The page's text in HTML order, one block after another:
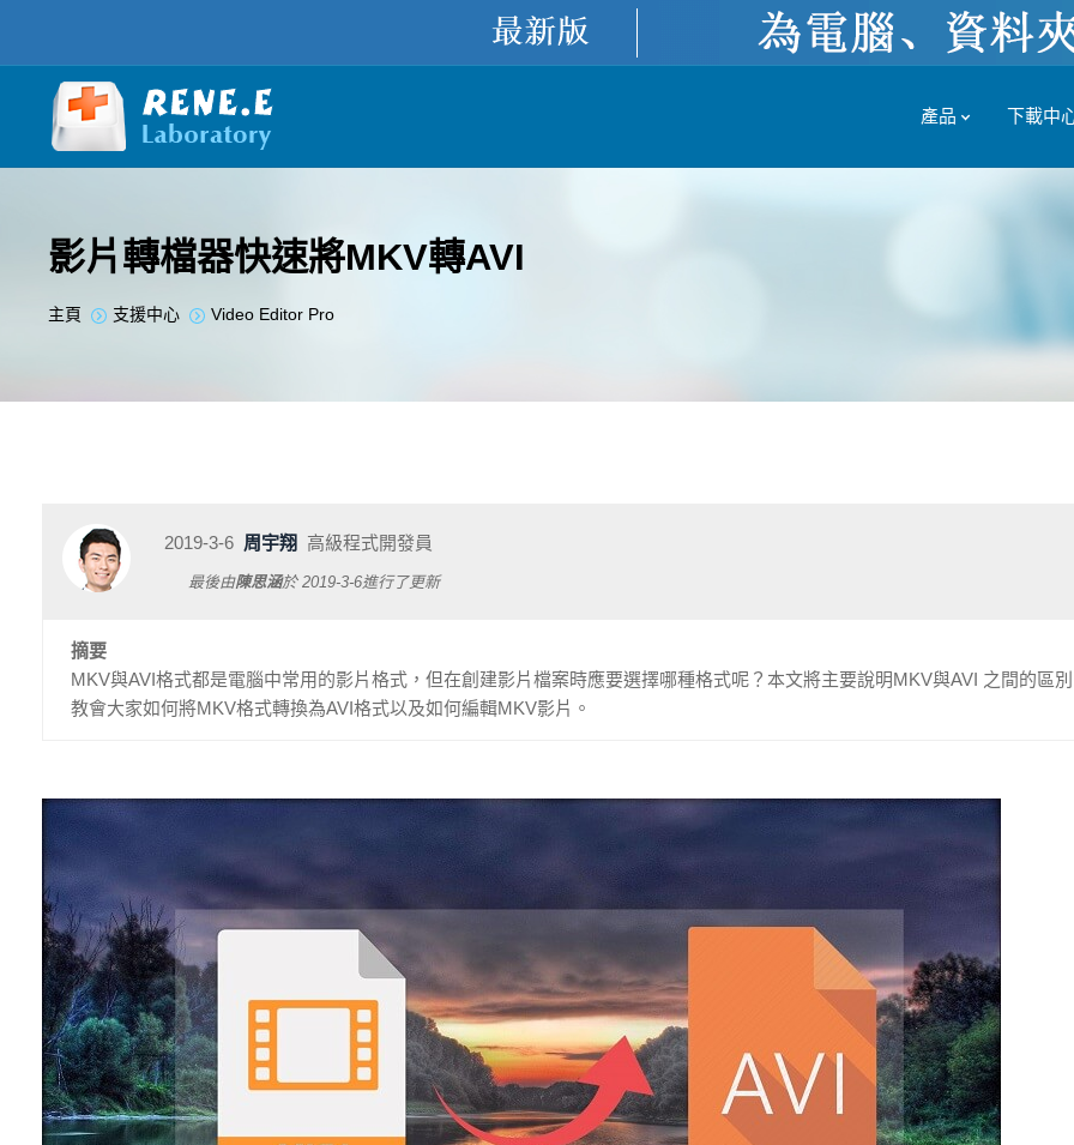
產品 下載中
影片轉檔器快速將MKV轉AVI
您在此处：
主頁 支援中心 Video Editor Pro
2019-3-6 周宇翔 高級程式開發員
最後由陳思涵於2019-3-6進行了更新
摘要
MKV與AVI格式都是電腦中常用的影片格式，但在創建影片檔案時應要選擇哪種格式呢？本文將主要說明MKV與AVI 之間的區
教會大家如何將MKV格式轉換為AVI格式以及如何編輯MKV影片。